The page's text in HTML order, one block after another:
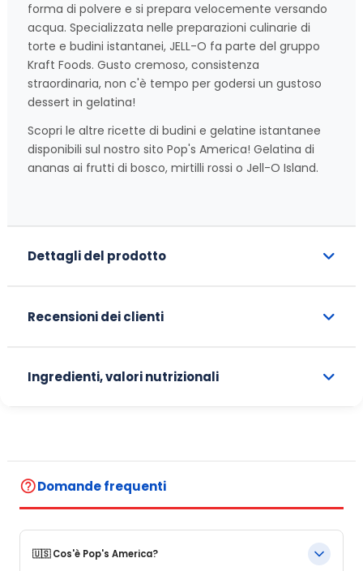
forma di polvere e si prepara velocemente versando
acqua. Specializzata nelle preparazioni culinarie di
torte e budini istantanei, JELL-O fa parte del gruppo
Kraft Foods. Gusto cremoso, consistenza
straordinaria, non c'è tempo per godersi un gustoso
dessert in gelatina!
Scopri le altre ricette di budini e gelatine istantanee
disponibili sul nostro sito Pop's America! Gelatina di
ananas ai frutti di bosco, mirtilli rossi o Jell-O Island.
Dettagli del prodotto
Recensioni dei clienti
Ingredienti, valori nutrizionali
help_outlineDomande frequenti
🇺🇸 Cos'è Pop's America?